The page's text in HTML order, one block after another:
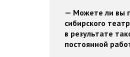
— Можете ли вы
сибирского
в результате
постоянной